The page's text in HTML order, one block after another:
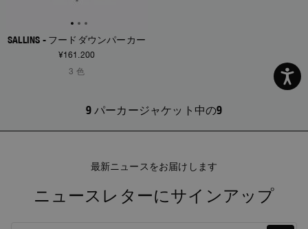
SALLINS - フードダウンパーカー
¥161.200
3 色
9 パーカージャケット中の9
最新ニュースをお届けします
ニュースレターにサインアップ